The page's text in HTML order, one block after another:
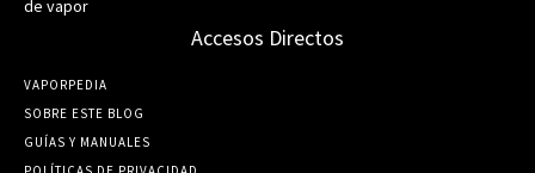
de vapor
Accesos Directos
VAPORPEDIA
SOBRE ESTE BLOG
GUÍ­AS Y MANUALES